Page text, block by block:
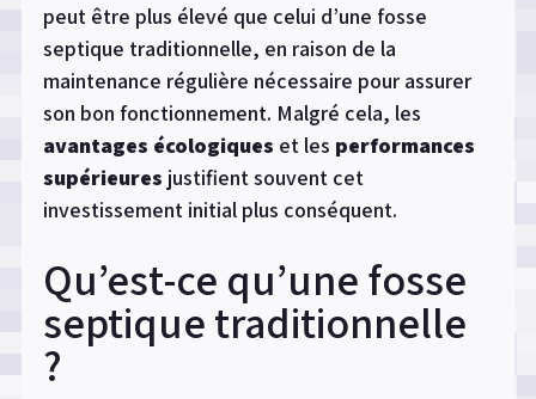
peut être plus élevé que celui d’une fosse
septique traditionnelle, en raison de la
maintenance régulière nécessaire pour assurer
son bon fonctionnement. Malgré cela, les
avantages écologiques et les performances
supérieures justifient souvent cet
investissement initial plus conséquent.
Qu’est-ce qu’une fosse
septique traditionnelle
?